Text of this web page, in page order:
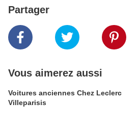
Partager
Vous aimerez aussi
Voitures anciennes Chez Leclerc
Villeparisis